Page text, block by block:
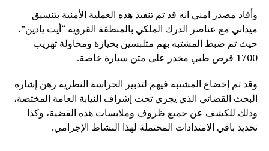
وأفاد مصدر امني انه قد تم تنفيذ هذه العملية الأمنية بتنسيق
ميداني مع عناصر الدرك الملكي بالمنطقة القروية “أيت يادين”،
حيث تم ضبط المشتبه بهم متلبسين بحيازة ومحاولة تهريب
1700 قرص طبي مخدر على متن سيارة خاصة.
وقد تم إخضاع المشتبه فيهم لتدبير الحراسة النظرية رهن إشارة
البحث القضائي الذي يجري تحت إشراف النيابة العامة المختصة،
وذلك للكشف عن جميع ظروف وملابسات هذه القضية، وكذا
تحديد باقي الامتدادات المحتملة لهذا النشاط الإجرامي.